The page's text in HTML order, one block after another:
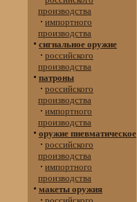
производства
импортного
производства
сигнальное оружие
российского
производства
патроны
российского
производства
импортного
производства
оружие пневматическое
российского
производства
импортного
производства
макеты оружия